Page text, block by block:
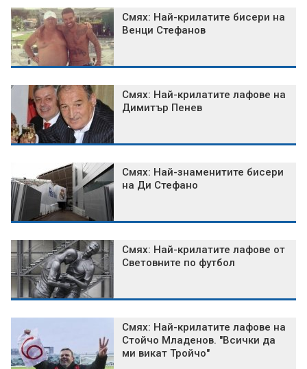
Смях: Най-крилатите бисери на
Венци Стефанов
Смях: Най-крилатите лафове на
Димитър Пенев
Смях: Най-знаменитите бисери
на Ди Стефано
Смях: Най-крилатите лафове от
Световните по футбол
Смях: Най-крилатите лафове на
Стойчо Младенов. "Всички да
ми викат Тройчо"